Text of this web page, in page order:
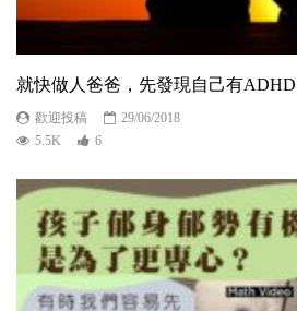
就快做人爸爸，先發現自己有ADHD
歡迎投稿
29/06/2018
5.5K
6